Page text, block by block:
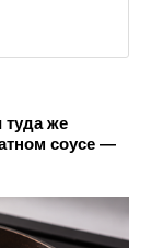
туда же
соусе —